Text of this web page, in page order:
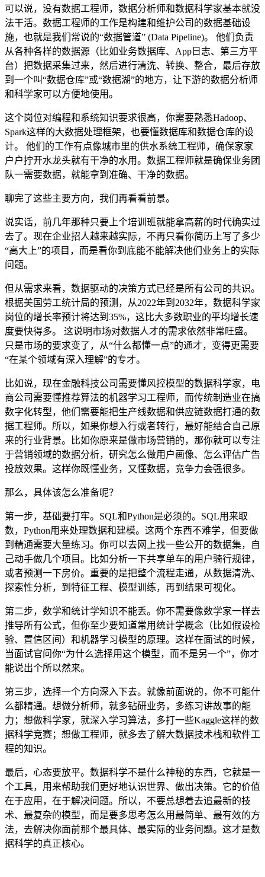
可以说，没有数据工程师，数据分析师和数据科学家基本就没
法干活。数据工程师的工作是构建和维护公司的数据基础设
施，也就是我们常说的“数据管道” (Data Pipeline)。 他们负责
从各种各样的数据源（比如业务数据库、App日志、第三方平
台）把数据采集过来，然后进行清洗、转换、整合，最后存放
到一个叫“数据仓库”或“数据湖”的地方，让下游的数据分析师
和科学家可以方便地使用。
这个岗位对编程和系统知识要求很高，你需要熟悉Hadoop、
Spark这样的大数据处理框架，也要懂数据库和数据仓库的设
计。 他们的工作有点像城市里的供水系统工程师，确保家家
户户拧开水龙头就有干净的水用。数据工程师就是确保业务团
队一需要数据，就能拿到准确、干净的数据。
聊完了这些主要方向，我们再看看前景。
说实话，前几年那种只要上个培训班就能拿高薪的时代确实过
去了。现在企业招人越来越实际，不再只看你简历上写了多少
“高大上”的项目，而是看你到底能不能解决他们业务上的实际
问题。
但从需求来看，数据驱动的决策方式已经是所有公司的共识。
根据美国劳工统计局的预测，从2022年到2032年，数据科学家
岗位的增长率预计将达到35%，这比大多数职业的平均增长速
度要快得多。 这说明市场对数据人才的需求依然非常旺盛。
只是市场的要求变了，从“什么都懂一点”的通才，变得更需要
“在某个领域有深入理解”的专才。
比如说，现在金融科技公司需要懂风控模型的数据科学家，电
商公司需要懂推荐算法的机器学习工程师，而传统制造业在搞
数字化转型，他们需要能把生产线数据和供应链数据打通的数
据工程师。所以，如果你想入行或者转行，最好能结合自己原
来的行业背景。比如你原来是做市场营销的，那你就可以专注
于营销领域的数据分析，研究怎么做用户画像、怎么评估广告
投放效果。这样你既懂业务，又懂数据，竞争力会强很多。
那么，具体该怎么准备呢？
第一步，基础要打牢。SQL和Python是必须的。SQL用来取
数，Python用来处理数据和建模。这两个东西不难学，但要做
到精通需要大量练习。你可以去网上找一些公开的数据集，自
己动手做几个项目。比如分析一下共享单车的用户骑行规律，
或者预测一下房价。重要的是把整个流程走通，从数据清洗、
探索性分析，到特征工程、模型训练，再到结果可视化。
第二步，数学和统计学知识不能丢。你不需要像数学家一样去
推导所有公式，但你至少要知道常用统计学概念（比如假设检
验、置信区间）和机器学习模型的原理。这样在面试的时候，
当面试官问你“为什么选择用这个模型，而不是另一个”，你才
能说出个所以然来。
第三步，选择一个方向深入下去。就像前面说的，你不可能什
么都精通。想做分析师，就多钻研业务，多练习讲故事的能
力；想做科学家，就深入学习算法，多打一些Kaggle这样的数
据科学竞赛；想做工程师，就多去了解大数据技术栈和软件工
程的知识。
最后，心态要放平。数据科学不是什么神秘的东西，它就是一
个工具，用来帮助我们更好地认识世界、做出决策。它的价值
在于应用，在于解决问题。所以，不要总想着去追最新的技
术、最复杂的模型，而是要多思考怎么用最简单、最有效的方
法，去解决你面前那个最具体、最实际的业务问题。这才是数
据科学的真正核心。